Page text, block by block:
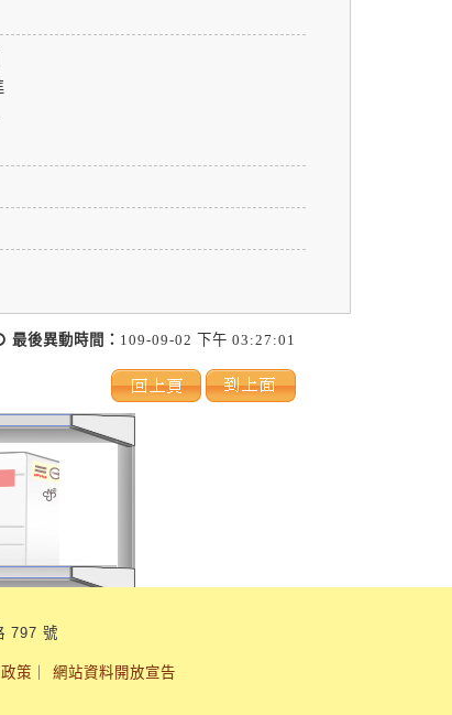
最後異動時間： 109-09-02 下午 03:27:01
797 號
策 網站資料開放宣告